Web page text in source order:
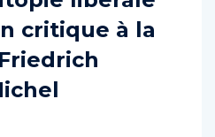
critique à la